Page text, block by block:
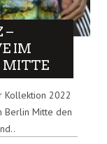
–
IM
MITTE
Kollektion 2022
Berlin Mitte den